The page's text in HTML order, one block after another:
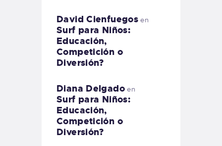
David Cienfuegos en
Surf para Niños:
Educación,
Competición o
Diversión?
Diana Delgadoen
Surf para Niños:
Educación,
Competición o
Diversión?